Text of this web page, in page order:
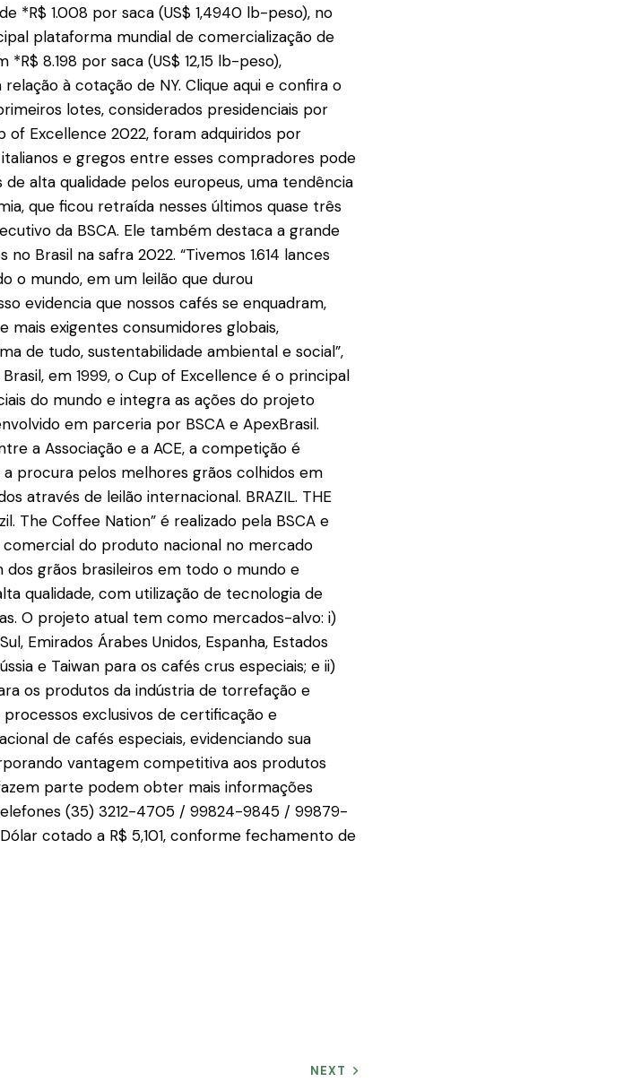
*R$ 1.008 por saca (US$ 1,4940 lb-peso), no
plataforma mundial de comercialização de
8.198 por saca (US$ 12,15 lb-peso),
à cotação de NY. Clique aqui e confira o
lotes, considerados presidenciais por
Excellence 2022, foram adquiridos por
e gregos entre esses compradores pode
alta qualidade pelos europeus, uma tendência
que ficou retraída nesses últimos quase três
da BSCA. Ele também destaca a grande
Brasil na safra 2022. “Tivemos 1.614 lances
o mundo, em um leilão que durou
evidencia que nossos cafés se enquadram,
mais exigentes consumidores globais,
de tudo, sustentabilidade ambiental e social”,
Brasil, em 1999, o Cup of Excellence é o principal
do mundo e integra as ações do projeto
em parceria por BSCA e ApexBrasil.
a Associação e a ACE, a competição é
procura pelos melhores grãos colhidos em
através de leilão internacional. BRAZIL. THE
The Coffee Nation” é realizado pela BSCA e
do produto nacional no mercado
grãos brasileiros em todo o mundo e
qualidade, com utilização de tecnologia de
O projeto atual tem como mercados-alvo: i)
Emirados Árabes Unidos, Espanha, Estados
e Taiwan para os cafés crus especiais; e ii)
os produtos da indústria de torrefação e
exclusivos de certificação e
de cafés especiais, evidenciando sua
vantagem competitiva aos produtos
parte podem obter mais informações
(35) 3212-4705 / 99824-9845 / 99879-
cotado a R$ 5,101, conforme fechamento de
NEXT